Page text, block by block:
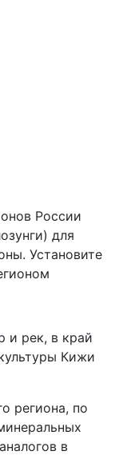
России
для
Установите
и рек, в край
Кижи
региона, по
в